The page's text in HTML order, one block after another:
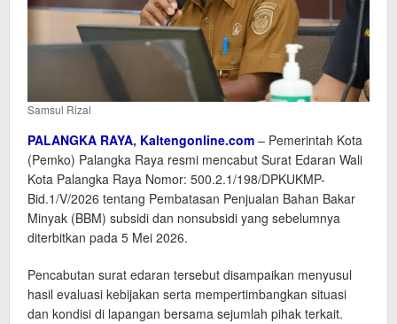
Samsul Rizal
PALANGKA RAYA, Kaltengonline.com – Pemerintah Kota
(Pemko) Palangka Raya resmi mencabut Surat Edaran Wali
Kota Palangka Raya Nomor: 500.2.1/198/DPKUKMP-
Bid.1/V/2026 tentang Pembatasan Penjualan Bahan Bakar
Minyak (BBM) subsidi dan nonsubsidi yang sebelumnya
diterbitkan pada 5 Mei 2026.
Pencabutan surat edaran tersebut disampaikan menyusul
hasil evaluasi kebijakan serta mempertimbangkan situasi
dan kondisi di lapangan bersama sejumlah pihak terkait.